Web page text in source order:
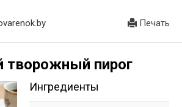
Печать
творожный пирог
Ингредиенты